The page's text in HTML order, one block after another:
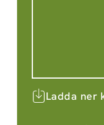
Ladda ner